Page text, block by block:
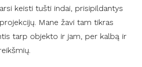
keisti tušti indai, prisipildantys
Mane žavi tam tikras
tarp objekto ir jam, per kalbą ir
.